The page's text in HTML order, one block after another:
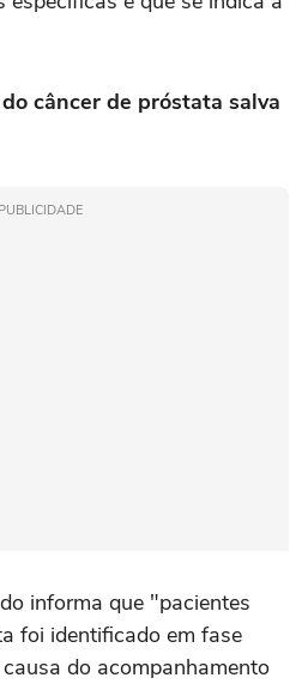
câncer de próstata salva
PUBLICIDADE
informa que "pacientes
foi identificado em fase
do acompanhamento